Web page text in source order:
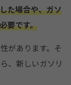
た場合や、ガソ
要です。
があります。そ
、新しいガソリ